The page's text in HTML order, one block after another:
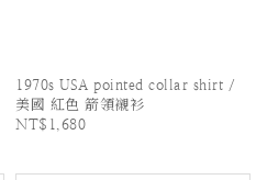
1970s USA pointed collar shirt /
美國 紅色 箭領襯衫
NT$1,680